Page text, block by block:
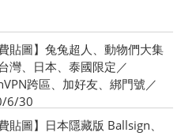
費貼圖】兔兔超人、動物們大集
灣、日本、泰國限定／
跨區、加好友、綁門號／
6/30
費貼圖】日本隱藏版 Ballsign、